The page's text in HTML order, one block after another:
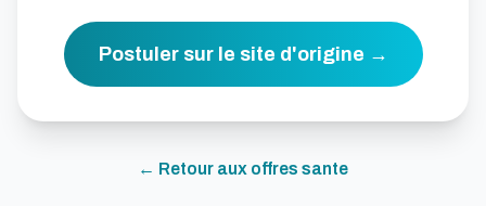
Postuler sur le site d'origine →
← Retour aux offres sante